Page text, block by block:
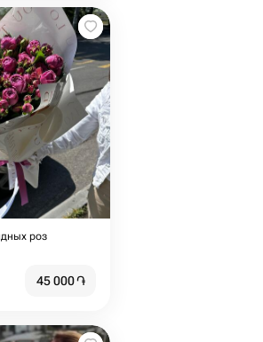
роз
45 000֏